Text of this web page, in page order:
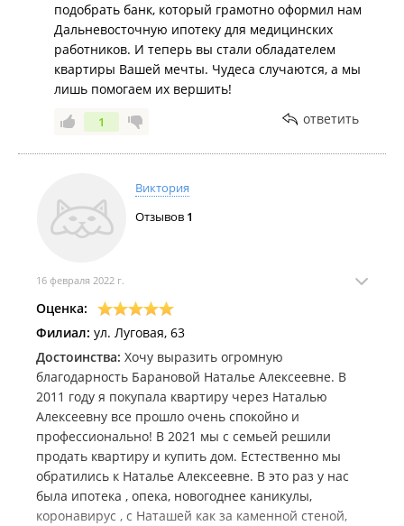
подобрать банк, который грамотно оформил нам
Дальневосточную ипотеку для медицинских
работников. И теперь вы стали обладателем
квартиры Вашей мечты. Чудеса случаются, а мы
лишь помогаем их вершить!
1 ответить
Виктория
Отзывов 1
16 февраля 2022 г.
Оценка:
Филиал: ул. Луговая, 63
Достоинства: Хочу выразить огромную
благодарность Барановой Наталье Алексеевне. В
2011 году я покупала квартиру через Наталью
Алексеевну все прошло очень спокойно и
профессионально! В 2021 мы с семьей решили
продать квартиру и купить дом. Естественно мы
обратились к Наталье Алексеевне. В это раз у нас
была ипотека , опека, новогоднее каникулы,
коронавирус , с Наташей как за каменной стеной,